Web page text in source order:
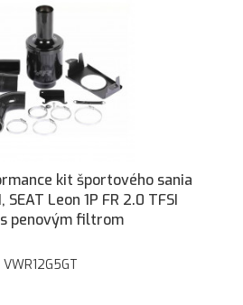
kit športového sania
Leon 1P FR 2.0 TFSI
s penovým filtrom
VWR12G5GT